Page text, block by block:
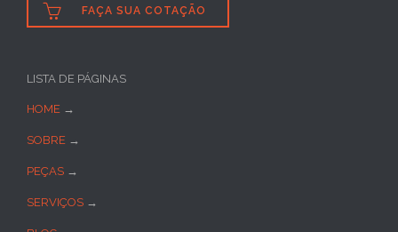
 FAÇA SUA COTAÇÃO
LISTA DE PÁGINAS
HOME →
SOBRE →
PEÇAS →
SERVIÇOS →